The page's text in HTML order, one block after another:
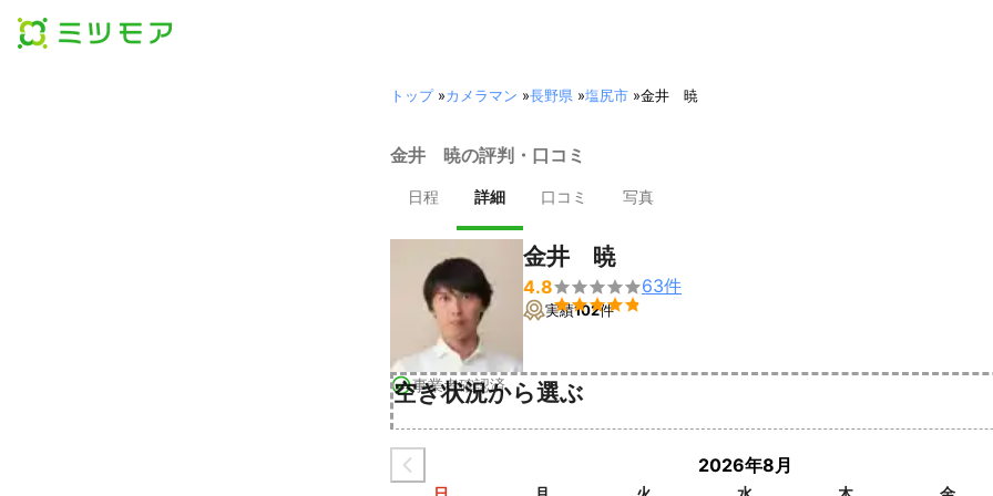
トップ»カメラマン »長野県 »塩尻市 »金井 暁
金井 暁の評判・口コミ
日程 詳細 口コミ 写真
事業者確認済
金井 暁
4.8

63件
実績102件
空き状況から選ぶ
2026年8月